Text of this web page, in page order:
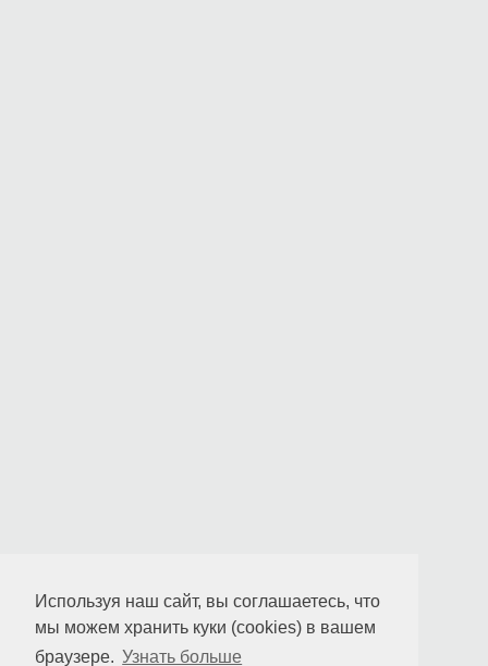
Используя наш сайт, вы соглашаетесь, что
мы можем хранить куки (cookies) в вашем
браузере. Узнать больше